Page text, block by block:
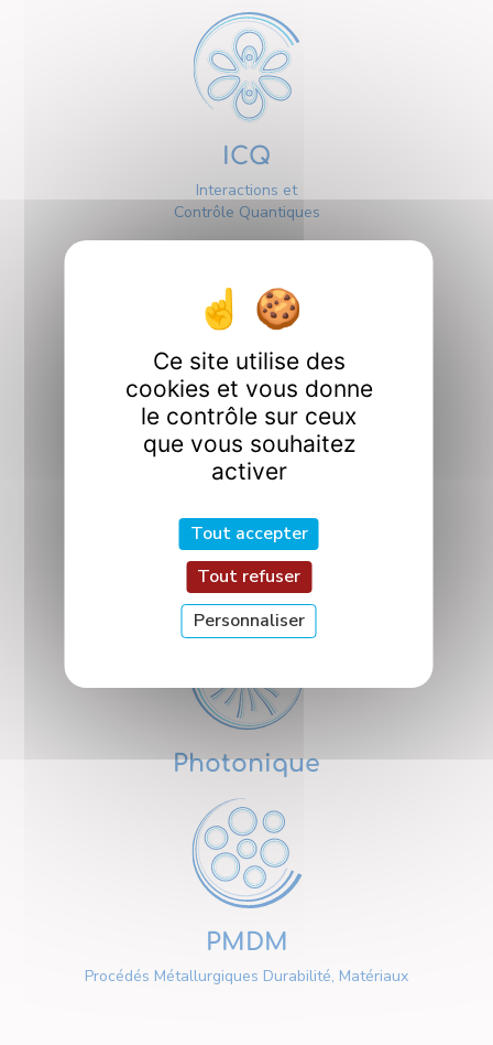
ICQ
Interactions et
Contrôle Quantiques
Interfaces
Nanosciences
Photonique
PMDM
Procédés Métallurgiques Durabilité, Matériaux
Ce site utilise des
cookies et vous donne
le contrôle sur ceux
que vous souhaitez
activer
Tout accepter
Tout refuser
Personnaliser